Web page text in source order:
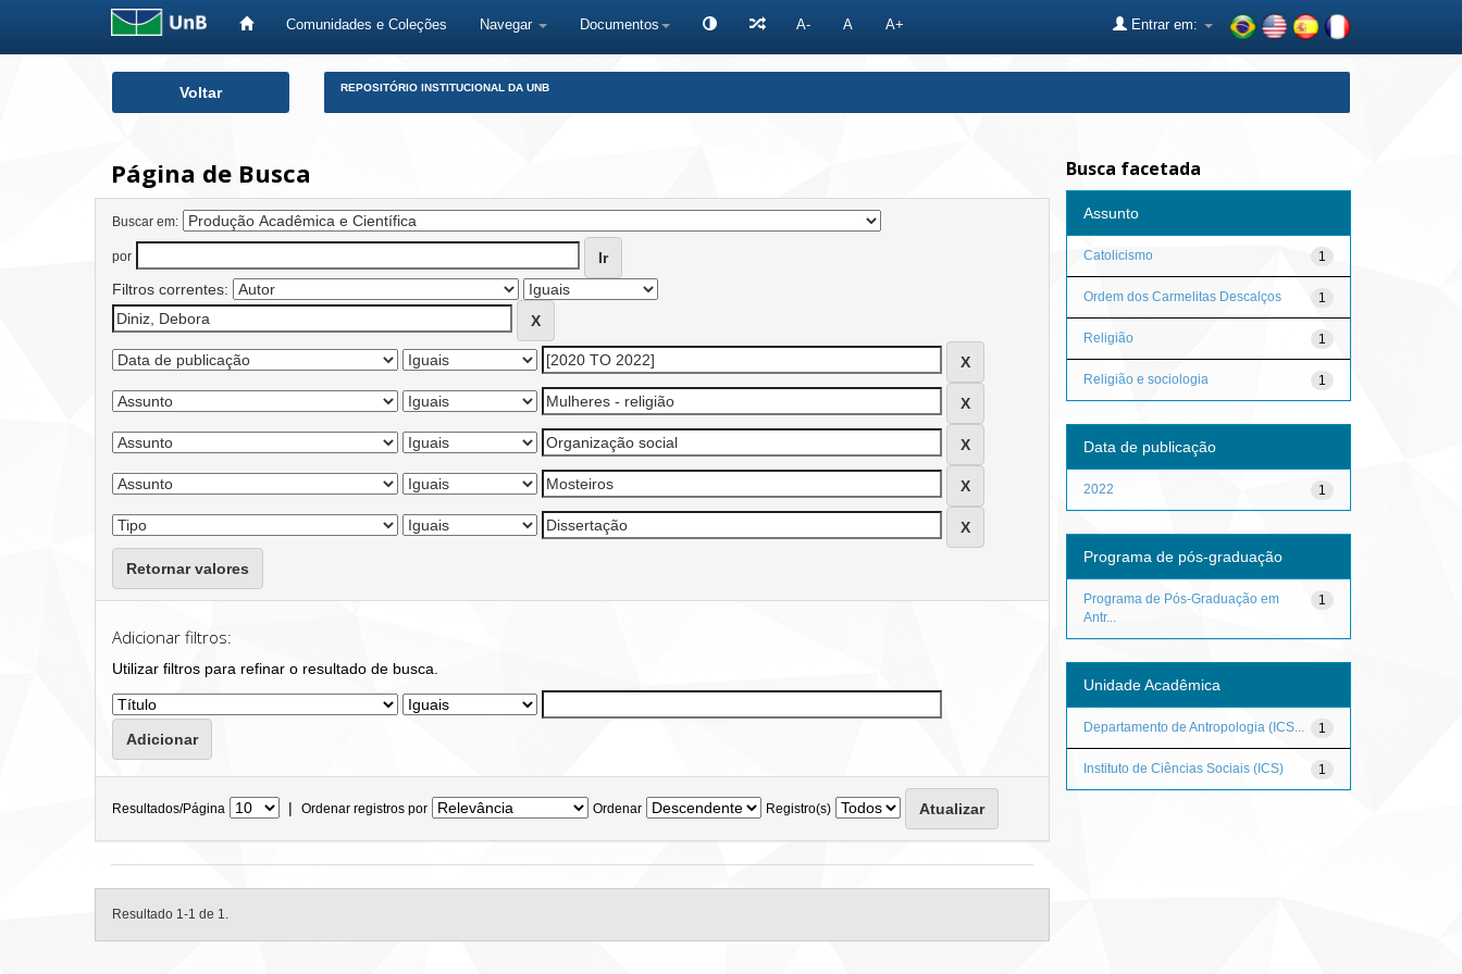
Comunidades e Coleções Navegar Documentos A- A A+ Entrar em:
Voltar REPOSITÓRIO INSTITUCIONAL DA UNB
Página de Busca
Buscar em:
por
Filtros correntes:
Retornar valores
Adicionar filtros:
Utilizar filtros para refinar o resultado de busca.
Resultados/Página | Ordenar registros por Ordenar Registro(s)
Resultado 1-1 de 1.
Busca facetada
Assunto
1
Catolicismo
1
Ordem dos Carmelitas Descalços
1
Religião
1
Religião e sociologia
Data de publicação
1
2022
Programa de pós-graduação
1
Programa de Pós-Graduação em
Antr...
Unidade Acadêmica
1
Departamento de Antropologia (ICS...
1
Instituto de Ciências Sociais (ICS)